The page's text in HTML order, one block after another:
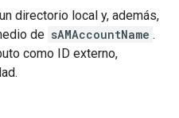
directorio local y, además,
de sAMAccountName .
como ID externo,